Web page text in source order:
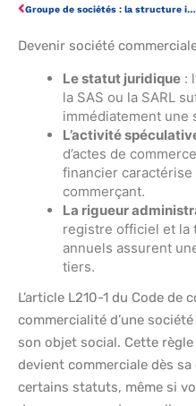
Groupe de sociétés : la structure idéale pour optimiser votre croissance
Devenir société
Le statut juridique :
la SAS ou la SARL
immédiatement une
L’activité
d’actes de
financier
commerçant.
La rigueur
registre officiel et la
annuels assurent
tiers.
L’article L210-1 du Code de
commercialité d’une
son objet social. Cette
devient commerciale dès
certains statuts, même si